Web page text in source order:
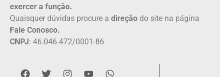
exercer a função.
Quaisquer dúvidas procure a direção do site na página
Fale Conosco.
CNPJ: 46.046.472/0001-86